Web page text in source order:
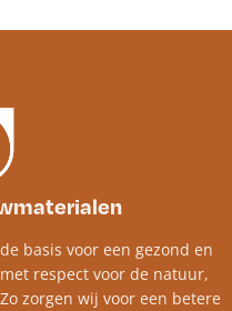
basis voor een gezond en
respect voor de natuur,
zorgen wij voor een betere